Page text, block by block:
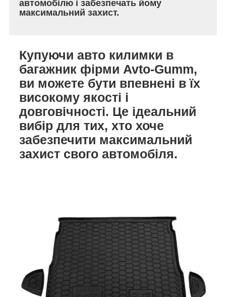
автомобілю і забезпечать йому
максимальний захист.
Купуючи авто килимки в
багажник фірми Avto-Gumm,
ви можете бути впевнені в їх
високому якості і
довговічності. Це ідеальний
вибір для тих, хто хоче
забезпечити максимальний
захист свого автомобіля.